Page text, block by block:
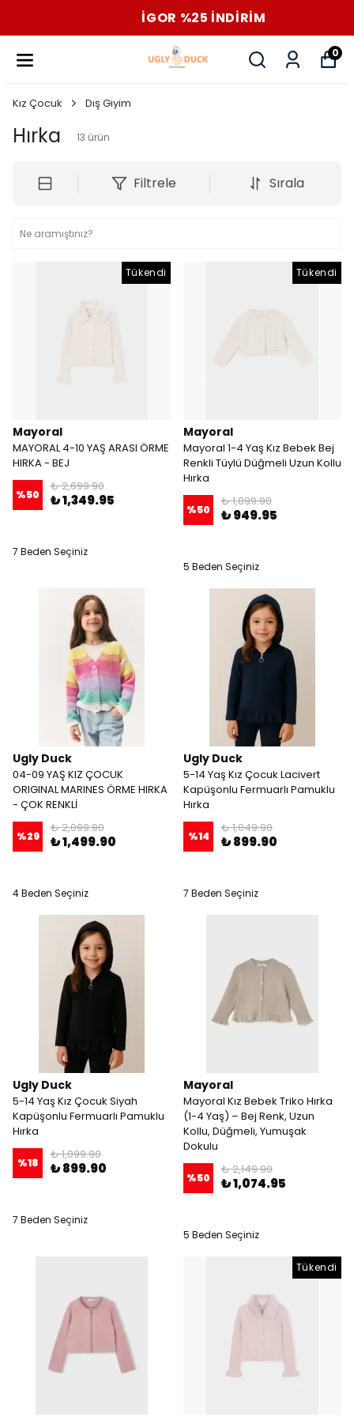
İGOR %25 İNDİRİM
0
Kız Çocuk Dış Giyim
Hırka 13 ürün
Filtrele Sırala
Tükendi
Mayoral
MAYORAL 4-10 YAŞ ARASI ÖRME
HIRKA - BEJ
%50
₺ 2,699.90
₺ 1,349.95
7 Beden Seçiniz
Tükendi
Mayoral
Mayoral 1-4 Yaş Kız Bebek Bej
Renkli Tüylü Düğmeli Uzun Kollu
Hırka
%50
₺ 1,899.90
₺ 949.95
5 Beden Seçiniz
Ugly Duck
04-09 YAŞ KIZ ÇOCUK
ORIGINAL MARINES ÖRME HIRKA
- ÇOK RENKLİ
%29
₺ 2,099.90
₺ 1,499.90
4 Beden Seçiniz
Ugly Duck
5-14 Yaş Kız Çocuk Lacivert
Kapüşonlu Fermuarlı Pamuklu
Hırka
%14
₺ 1,049.90
₺ 899.90
7 Beden Seçiniz
Ugly Duck
5-14 Yaş Kız Çocuk Siyah
Kapüşonlu Fermuarlı Pamuklu
Hırka
%18
₺ 1,099.90
₺ 899.90
7 Beden Seçiniz
Mayoral
Mayoral Kız Bebek Triko Hırka
(1-4 Yaş) – Bej Renk, Uzun
Kollu, Düğmeli, Yumuşak
Dokulu
%50
₺ 2,149.90
₺ 1,074.95
5 Beden Seçiniz
Tükendi